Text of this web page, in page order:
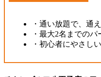
・通い放題で、通
・最大2名までの
・初心者にやさし